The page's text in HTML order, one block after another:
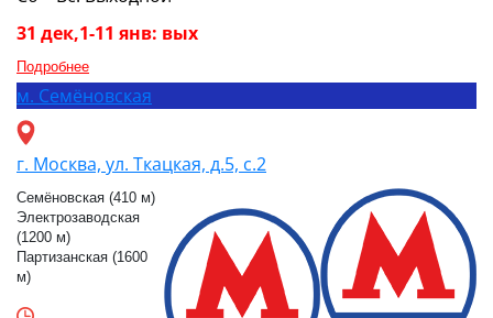
31 дек,1-11 янв: вых
Подробнее
м. Семёновская
г. Москва, ул. Ткацкая, д.5, с.2
Семёновская (410 м)
Электрозаводская
(1200 м)
Партизанская (1600
м)